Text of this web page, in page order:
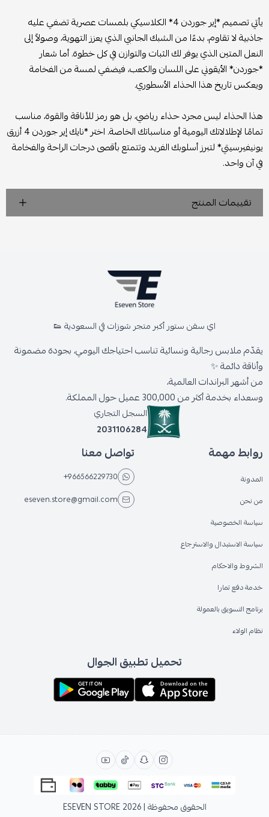
يأتي تصميم *إير جوردن 4* الكلاسيكي بلمسات عصرية تضفي عليه
جاذبية لا تقاوم، بدءًا من الشبك الجانبي الذي يعزز التهوية، وصولاً إلى
النعل المتين الذي يوفر لك الثبات والتوازن في كل خطوة. أما شعار
*جوردن* الأيقوني على اللسان والكعب، فيضفي لمسة من الفخامة
ويعكس تاريخ هذا الحذاء الأسطوري.
هذا الحذاء ليس مجرد حذاء رياضي، بل هو رمز للأناقة والقوة، مناسب
تمامًا لإطلالاتك اليومية أو مناسباتك الخاصة. اختر *نايك إير جوردن 4 أزرق
يونيفيرسيتي* لتبرز أسلوبك الفريد وتتمتع بأقصى درجات الراحة والفخامة
في آن واحد.
تقييمات المنتج
اي سفن ستور أكبر متجر شوزات في السعودية 👟
يقدّم ملابس رجالية ونسائية تناسب احتياجك اليومي، بجودة مضمونة
وأناقة دائمة ✨
من أشهر البراندات العالمية،
وسعداء بخدمة أكثر من 300,000 عميل حول المملكة.
السجل التجاري
2031106284
روابط مهمة
المدونة
من نحن
سياسة الخصوصية
سياسة الاستبدال والاسترجاع
الشروط والاحكام
خدمة دفع تمارا
برنامج التسويق بالعمولة
نظام الولاء
تواصل معنا
+966566229730
eseven.store@gmail.com
تحميل تطبيق الجوال
الحقوق محفوظة | 2026 ESEVEN STORE